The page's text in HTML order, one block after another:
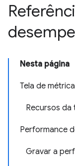
Nesta página
Tela de
Recursos da
Performance
Gravar a